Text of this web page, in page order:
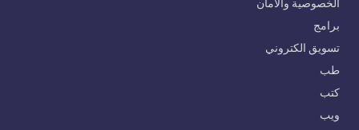
الخصوصية والأمان
برامج
تسويق الكتروني
طب
كتب
ويب